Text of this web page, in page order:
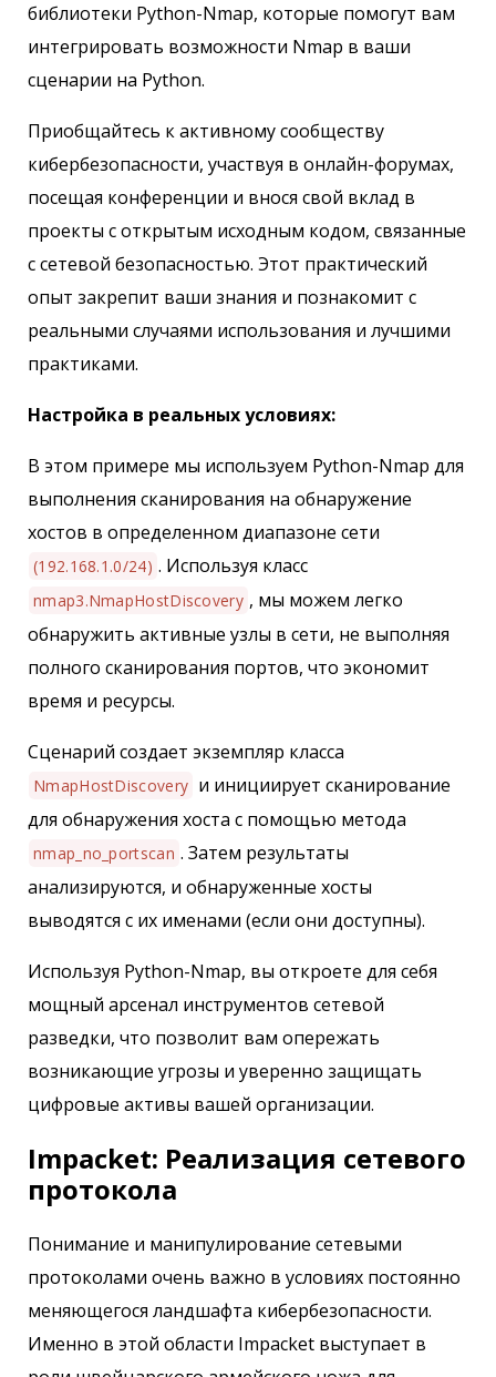
библиотеки Python-Nmap, которые помогут вам
интегрировать возможности Nmap в ваши
сценарии на Python.
Приобщайтесь к активному сообществу
кибербезопасности, участвуя в онлайн-форумах,
посещая конференции и внося свой вклад в
проекты с открытым исходным кодом, связанные
с сетевой безопасностью. Этот практический
опыт закрепит ваши знания и познакомит с
реальными случаями использования и лучшими
практиками.
Настройка в реальных условиях:
В этом примере мы используем Python-Nmap для
выполнения сканирования на обнаружение
хостов в определенном диапазоне сети
(192.168.1.0/24) . Используя класс
nmap3.NmapHostDiscovery , мы можем легко
обнаружить активные узлы в сети, не выполняя
полного сканирования портов, что экономит
время и ресурсы.
Сценарий создает экземпляр класса
NmapHostDiscovery и инициирует сканирование
для обнаружения хоста с помощью метода
nmap_no_portscan . Затем результаты
анализируются, и обнаруженные хосты
выводятся с их именами (если они доступны).
Используя Python-Nmap, вы откроете для себя
мощный арсенал инструментов сетевой
разведки, что позволит вам опережать
возникающие угрозы и уверенно защищать
цифровые активы вашей организации.
Impacket: Реализация сетевого
протокола
Понимание и манипулирование сетевыми
протоколами очень важно в условиях постоянно
меняющегося ландшафта кибербезопасности.
Именно в этой области Impacket выступает в